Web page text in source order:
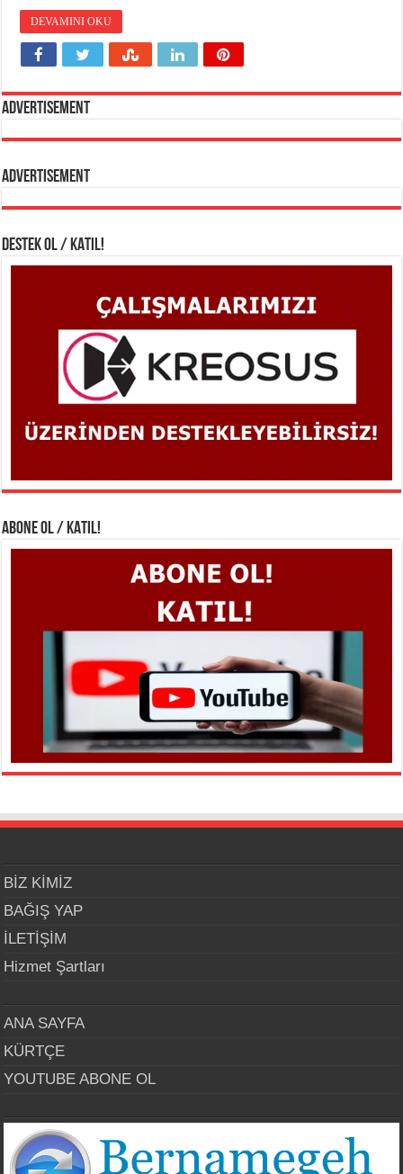
DEVAMINI OKU
Advertisement
Advertisement
DESTEK OL / KATIL!
ABONE OL / KATIL!
BİZ KİMİZ
BAĞIŞ YAP
İLETİŞİM
Hizmet Şartları
ANA SAYFA
KÜRTÇE
YOUTUBE ABONE OL